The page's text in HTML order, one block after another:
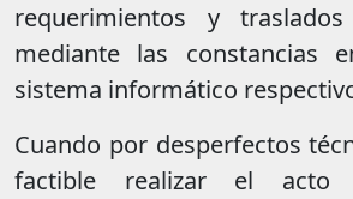
requerimientos y
mediante las constancias
sistema informático
Cuando por desperfectos
factible realizar el acto